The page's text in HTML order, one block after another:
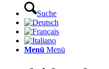
Suche
Menü Menü